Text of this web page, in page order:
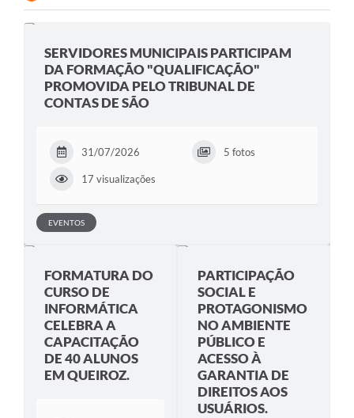
SERVIDORES MUNICIPAIS PARTICIPAM
DA FORMAÇÃO "QUALIFICAÇÃO"
PROMOVIDA PELO TRIBUNAL DE
CONTAS DE SÃO
31/07/2026 5 fotos
17 visualizações
EVENTOS
FORMATURA DO
CURSO DE
INFORMÁTICA
CELEBRA A
CAPACITAÇÃO
DE 40 ALUNOS
EM QUEIROZ.
PARTICIPAÇÃO
SOCIAL E
PROTAGONISMO
NO AMBIENTE
PÚBLICO E
ACESSO À
GARANTIA DE
DIREITOS AOS
USUÁRIOS.